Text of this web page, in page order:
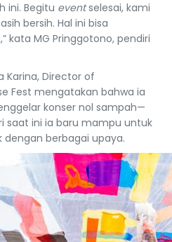
ini. Begitu eventselesai, kami
bersih. Hal ini bisa
kata MG Pringgotono, pendiri
Karina, Director of
Fest mengatakan bahwa ia
konser nol sampah—
saat ini ia baru mampu untuk
berbagai upaya.